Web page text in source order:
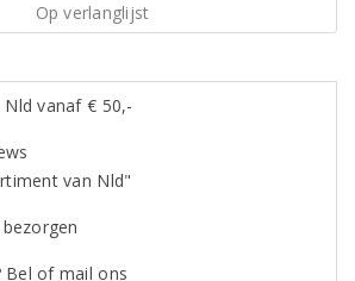
Op verlanglijst
vanaf € 50,-
van Nld"
Bel of mail ons